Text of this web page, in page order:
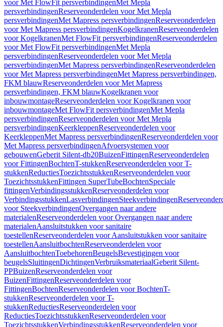
voor Met FlowFit persverbindingenMet Mepla
persverbindingenReserveonderdelen voor Met Mepla
persverbindingenMet Mapress persverbindingenReserveonderdelen
voor Met Mapress persverbindingenKogelkranenReserveonderdelen
voor KogelkranenMet FlowFit persverbindingenReserveonderdelen
voor Met FlowFit persverbindingenMet Mepla
persverbindingenReserveonderdelen voor Met Mepla
persverbindingenMet Mapress persverbindingenReserveonderdelen
voor Met Mapress persverbindingenMet Mapress persverbindingen,
FKM blauwReserveonderdelen voor Met Mapress
persverbindingen, FKM blauwKogelkranen voor
inbouwmontageReserveonderdelen voor Kogelkranen voor
inbouwmontageMet FlowFit persverbindingenMet Mepla
persverbindingenReserveonderdelen voor Met Mepla
persverbindingenKeerkleppenReserveonderdelen voor
KeerkleppenMet Mapress persverbindingenReserveonderdelen voor
Met Mapress persverbindingenAfvoersystemen voor
gebouwenGeberit Silent-db20BuizenFittingenReserveonderdelen
voor FittingenBochtenT-stukkenReserveonderdelen voor T-
stukkenReductiesToezichtsstukkenReserveonderdelen voor
ToezichtsstukkenFittingen SuperTubeBochtenSpeciale
fittingenVerbindingsstukkenReserveonderdelen voor
VerbindingsstukkenLasverbindingenSteekverbindingen
voor SteekverbindingenOvergangen naar andere
materialenReserveonderdelen voor Overgangen naar andere
materialenAansluitstukken voor sanitaire
toestellenReserveonderdelen voor Aansluitstukken voor sanitaire
toestellenAansluitbochtenReserveonderdelen voor
AansluitbochtenToebehorenBeugelsBevestigingen voor
beugelsSluitingenDichtingenVerbruiksmateriaalGeberit Silent-
PPBuizenReserveonderdelen voor
BuizenFittingenReserveonderdelen voor
FittingenBochtenReserveonderdelen voor BochtenT-
stukkenReserveonderdelen voor T-
stukkenReductiesReserveonderdelen voor
ReductiesToezichtsstukkenReserveonderdelen voor
ToezichtsstukkenVerbindingsstukkenReserveonderdelen voor